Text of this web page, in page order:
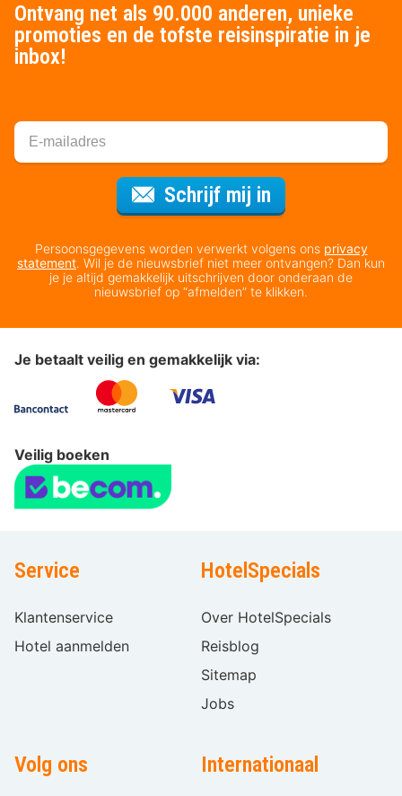
Ontvang net als 90.000 anderen, unieke
promoties en de tofste reisinspiratie in je
inbox!
Schrijf mij in
Persoonsgegevens worden verwerkt volgens ons privacy
statement. Wil je de nieuwsbrief niet meer ontvangen? Dan kun
je je altijd gemakkelijk uitschrijven door onderaan de
nieuwsbrief op “afmelden” te klikken.
Je betaalt veilig en gemakkelijk via:
Veilig boeken
Service
Klantenservice
Hotel aanmelden
HotelSpecials
Over HotelSpecials
Reisblog
Sitemap
Jobs
Volg ons Internationaal